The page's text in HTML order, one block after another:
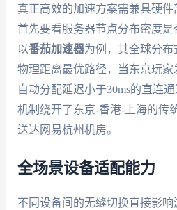
真正高效的加速方案需兼具硬件
首先要看服务器节点分布密度是
以番茄加速器为例，其全球分
物理距离最优路径，当东京玩
自动分配延迟小于30ms的直连
机制绕开了东京-香港-上海的传
送达网易杭州机房。
全场景设备适配能力
不同设备间的无缝切换直接影